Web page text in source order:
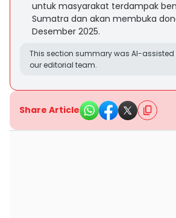
untuk masyarakat terdampak
Sumatra dan akan membuka
Desember 2025.
This section summary was AI-
our editorial team.
Share Article